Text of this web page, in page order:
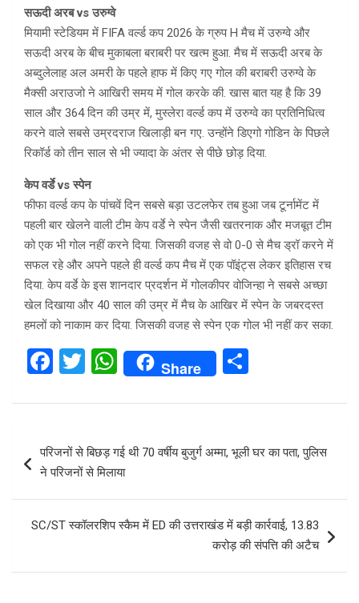
सऊदी अरब vs उरुग्वे
मियामी स्टेडियम में FIFA वर्ल्ड कप 2026 के ग्रुप H मैच में उरुग्वे और
सऊदी अरब के बीच मुकाबला बराबरी पर खत्म हुआ. मैच में सऊदी अरब के
अब्दुलेलाह अल अमरी के पहले हाफ में किए गए गोल की बराबरी उरुग्वे के
मैक्सी अराउजो ने आखिरी समय में गोल करके की. खास बात यह है कि 39
साल और 364 दिन की उम्र में, मुस्लेरा वर्ल्ड कप में उरुग्वे का प्रतिनिधित्व
करने वाले सबसे उम्रदराज खिलाड़ी बन गए. उन्होंने डिएगो गोडिन के पिछले
रिकॉर्ड को तीन साल से भी ज्यादा के अंतर से पीछे छोड़ दिया.
केप वर्डे vs स्पेन
फीफा वर्ल्ड कप के पांचवें दिन सबसे बड़ा उटलफेर तब हुआ जब टूर्नामेंट में
पहली बार खेलने वाली टीम केप वर्डे ने स्पेन जैसी खतरनाक और मजबूत टीम
को एक भी गोल नहीं करने दिया. जिसकी वजह से वो 0-0 से मैच ड्रॉ करने में
सफल रहे और अपने पहले ही वर्ल्ड कप मैच में एक पॉइंट्स लेकर इतिहास रच
दिया. केप वर्डे के इस शानदार प्रदर्शन में गोलकीपर वोजिन्हा ने सबसे अच्छा
खेल दिखाया और 40 साल की उम्र में मैच के आखिर में स्पेन के जबरदस्त
हमलों को नाकाम कर दिया. जिसकी वजह से स्पेन एक गोल भी नहीं कर सका.
F
ce
o
k
T
tt
er
W
at
s
A
p
Share
ar
navigation
परिजनों से बिछड़ गई थी 70 वर्षीय बुजुर्ग अम्मा, भूली घर का पता, पुलिस
ने परिजनों से मिलाया
SC/ST स्कॉलरशिप स्कैम में ED की उत्तराखंड में बड़ी कार्रवाई, 13.83
करोड़ की संपत्ति की अटैच